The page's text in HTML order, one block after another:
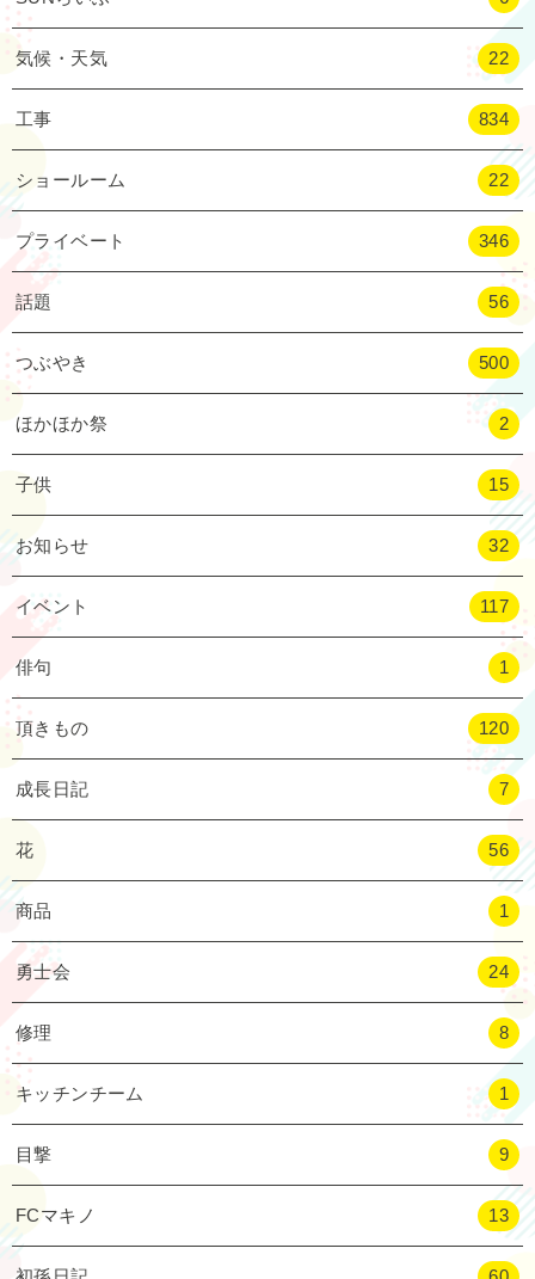
気候・天気 22
工事 834
ショールーム 22
プライベート 346
話題 56
つぶやき 500
ほかほか祭 2
子供 15
お知らせ 32
イベント 117
俳句 1
頂きもの 120
成長日記 7
花 56
商品 1
勇士会 24
修理 8
キッチンチーム 1
目撃 9
FCマキノ 13